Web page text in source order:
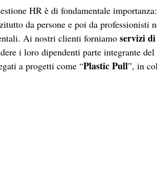
HR è di fondamentale
da persone e poi da
Ai nostri clienti forniamo servizi
i loro dipendenti parte integrante
a progetti come “Plastic Pull”, in